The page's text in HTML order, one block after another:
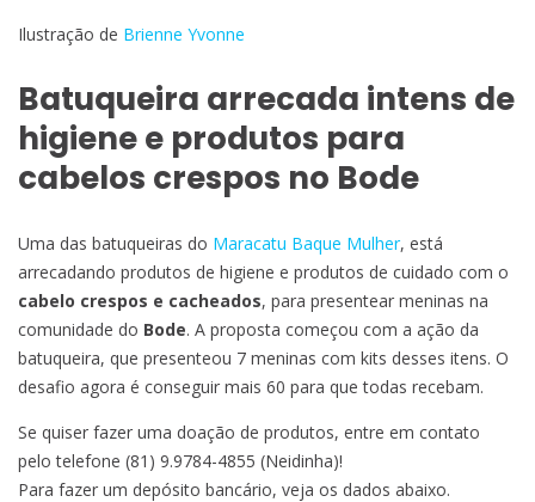
SOLIDÁRIOS
Ilustração de Brienne Yvonne
Batuqueira arrecada intens de
higiene e produtos para
cabelos crespos no Bode
Uma das batuqueiras do Maracatu Baque Mulher, está
arrecadando produtos de higiene e produtos de cuidado com o
cabelo crespos e cacheados, para presentear meninas na
comunidade do Bode. A proposta começou com a ação da
batuqueira, que presenteou 7 meninas com kits desses itens. O
desafio agora é conseguir mais 60 para que todas recebam.
Se quiser fazer uma doação de produtos, entre em contato
pelo telefone (81) 9.9784-4855 (Neidinha)!
Para fazer um depósito bancário, veja os dados abaixo.